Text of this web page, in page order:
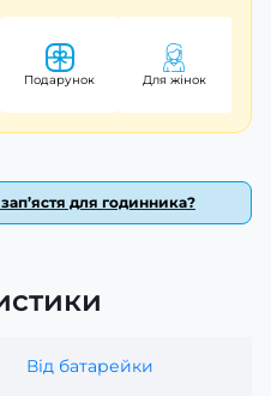
Подарунок Для жінок
для годинника?
Від батарейки